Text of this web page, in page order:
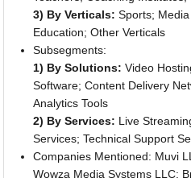
3) By Verticals: Sports;
Education; Other Verticals
Subsegments:
1) By Solutions: Video
Software; Content Delivery
Analytics Tools
2) By Services: Live
Services; Technical Support
Companies Mentioned: Muvi
Wowza Media Systems LLC;